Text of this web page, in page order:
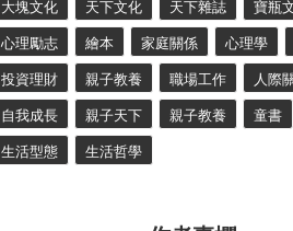
大塊文化 天下文化 天下雜誌 寶瓶
心理勵志 繪本 家庭關係 心理學
投資理財 親子教養 職場工作 人際
自我成長 親子天下 親子教養 童書
生活型態 生活哲學